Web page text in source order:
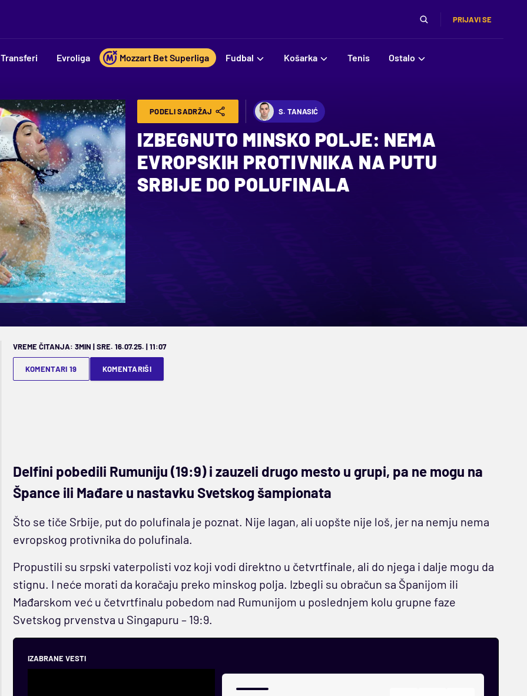
PRIJAVI SE
Transferi Evroliga Mozzart Bet Superliga Fudbal Košarka Tenis Ostalo
PODELI SADRŽAJ S. TANASIĆ
IZBEGNUTO MINSKO POLJE: NEMA
EVROPSKIH PROTIVNIKA NA PUTU
SRBIJE DO POLUFINALA
VREME ČITANJA: 3MIN | SRE. 16.07.25. | 11:07
KOMENTARI 19 KOMENTARIŠI
Delfini pobedili Rumuniju (19:9) i zauzeli drugo mesto u grupi, pa ne mogu na
Špance ili Mađare u nastavku Svetskog šampionata
Što se tiče Srbije, put do polufinala je poznat. Nije lagan, ali uopšte nije loš, jer na nemju nema
evropskog protivnika do polufinala.
Propustili su srpski vaterpolisti voz koji vodi direktno u četvrtfinale, ali do njega i dalje mogu da
stignu. I neće morati da koračaju preko minskog polja. Izbegli su obračun sa Španijom ili
Mađarskom već u četvrtfinalu pobedom nad Rumunijom u poslednjem kolu grupne faze
Svetskog prvenstva u Singapuru – 19:9.
IZABRANE VESTI